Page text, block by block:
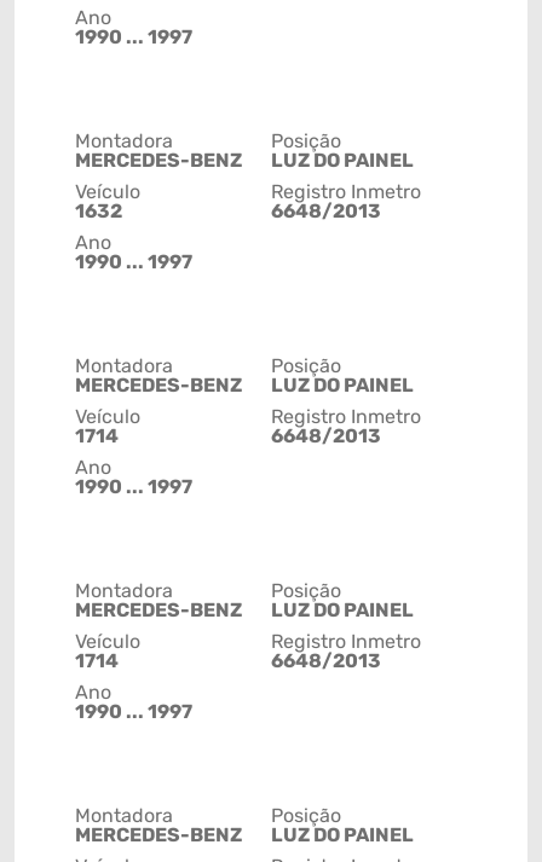
Ano
1990 ... 1997
Montadora
MERCEDES-BENZ
Veículo
1632
Ano
1990 ... 1997
Posição
LUZ DO PAINEL
Registro Inmetro
6648/2013
Montadora
MERCEDES-BENZ
Veículo
1714
Ano
1990 ... 1997
Posição
LUZ DO PAINEL
Registro Inmetro
6648/2013
Montadora
MERCEDES-BENZ
Veículo
1714
Ano
1990 ... 1997
Posição
LUZ DO PAINEL
Registro Inmetro
6648/2013
Montadora
MERCEDES-BENZ
Posição
LUZ DO PAINEL